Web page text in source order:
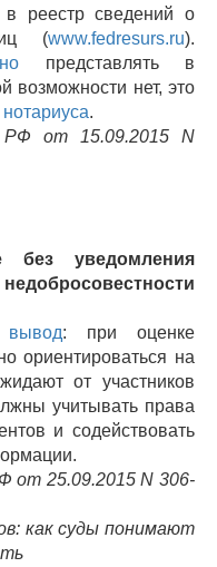
в реестр сведений о
(www.fedresurs.ru).
представлять в
возможности нет, это
нотариуса.
от 15.09.2015 N
без уведомления
вывод: при оценке
ориентироваться на
от участников
учитывать права
и содействовать
от 25.09.2015 N 306-
как суды понимают